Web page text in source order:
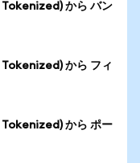
から バン
から フィ
から ポー